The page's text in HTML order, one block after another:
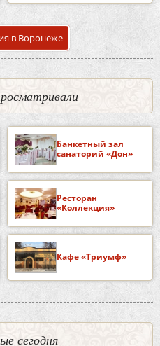
в Воронеже
Банкетный зал
санаторий «Дон»
Ресторан
«Коллекция»
Кафе «Триумф»
сегодня